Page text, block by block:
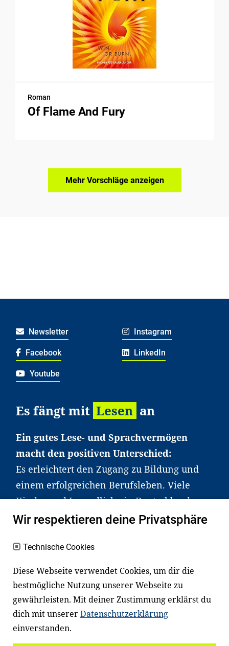
Roman
Of Flame And Fury
Mehr Vorschläge anzeigen
Newsletter Instagram
Facebook LinkedIn
Youtube
Es fängt mit Lesen an
Ein gutes Lese- und Sprachvermögen
macht den positiven Unterschied:
Es erleichtert den Zugang zu Bildung und
einem erfolgreichen Berufsleben. Viele
Kinder und Jugendliche in Deutschland
haben aber große Schwierigkeiten dabei.
an Familien sowie an Erzieher*innen,
Lehrer*innen und andere
Fachexpert*innen. Dafür arbeiten wir eng
mit Ministerien, wissenschaftlichen
Einrichtungen, Verbänden, Unternehmen
und anderen Stiftungen zusammen.
Wir respektieren deine Privatsphäre
Technische Cookies
Diese Webseite verwendet Cookies, um dir die
bestmögliche Nutzung unserer Webseite zu
gewährleisten. Mit deiner Zustimmung erklärst du
dich mit unsererDatenschutzerklärung
einverstanden.